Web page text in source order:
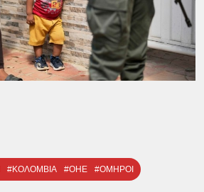
#ΚΟΛΟΜΒΙΑ #ΟΗΕ #ΟΜΗΡΟΙ